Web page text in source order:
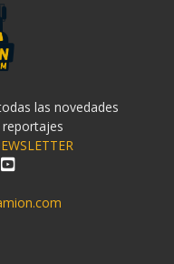
las novedades